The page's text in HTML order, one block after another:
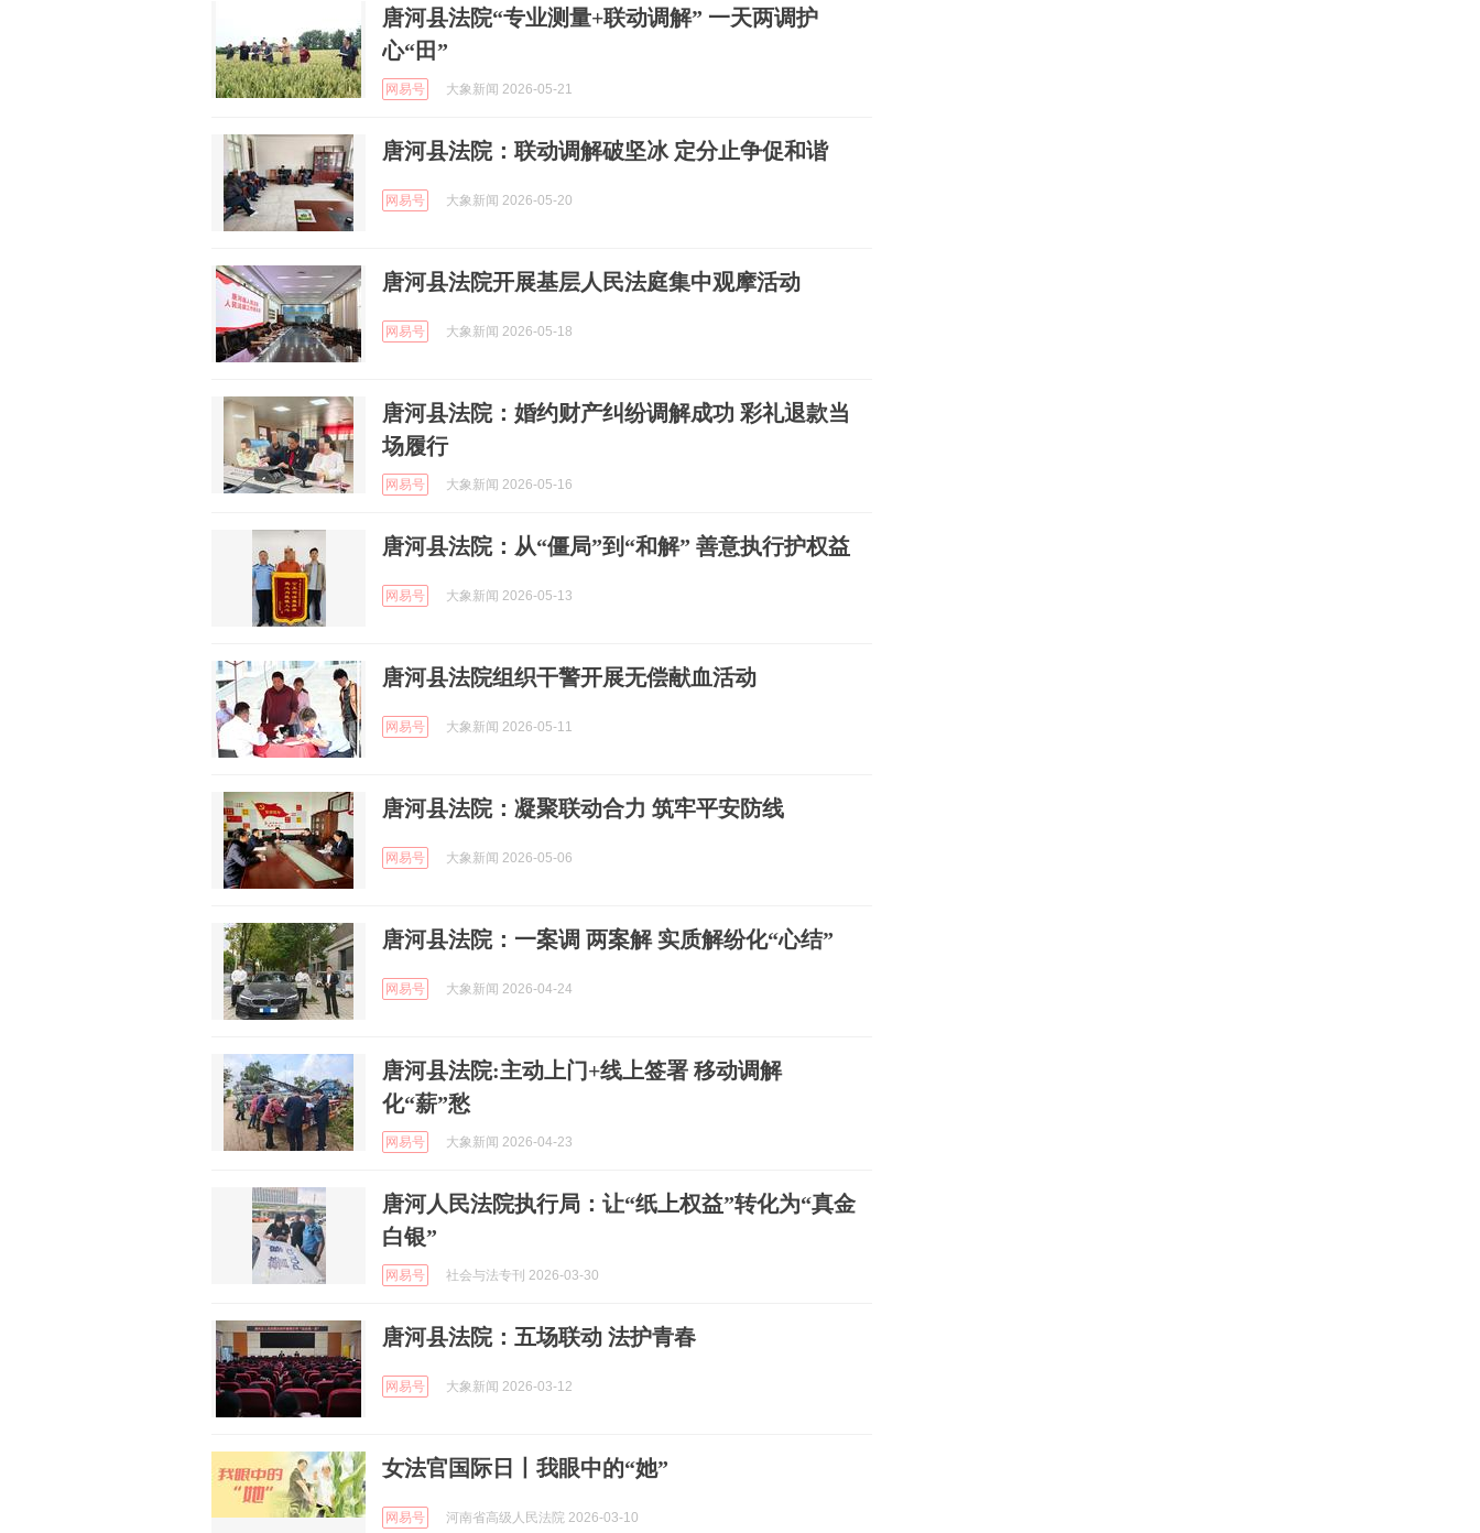
唐河县法院“专业测量+联动调解” 一天两调护
心“田”
网易号 大象新闻 2026-05-21
唐河县法院：联动调解破坚冰 定分止争促和谐
网易号 大象新闻 2026-05-20
唐河县法院开展基层人民法庭集中观摩活动
网易号 大象新闻 2026-05-18
唐河县法院：婚约财产纠纷调解成功 彩礼退款当
场履行
网易号 大象新闻 2026-05-16
唐河县法院：从“僵局”到“和解” 善意执行护权益
网易号 大象新闻 2026-05-13
唐河县法院组织干警开展无偿献血活动
网易号 大象新闻 2026-05-11
唐河县法院：凝聚联动合力 筑牢平安防线
网易号 大象新闻 2026-05-06
唐河县法院：一案调 两案解 实质解纷化“心结”
网易号 大象新闻 2026-04-24
唐河县法院:主动上门+线上签署 移动调解
化“薪”愁
网易号 大象新闻 2026-04-23
唐河人民法院执行局：让“纸上权益”转化为“真金
白银”
网易号 社会与法专刊 2026-03-30
唐河县法院：五场联动 法护青春
网易号 大象新闻 2026-03-12
女法官国际日丨我眼中的“她”
网易号 河南省高级人民法院 2026-03-10